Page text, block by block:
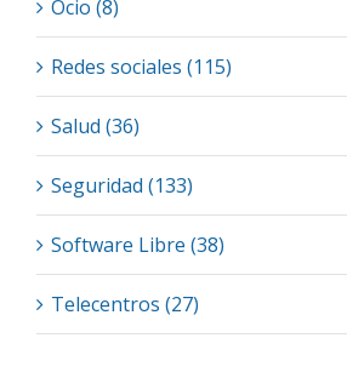
Ocio (8)
Redes sociales (115)
Salud (36)
Seguridad (133)
Software Libre (38)
Telecentros (27)